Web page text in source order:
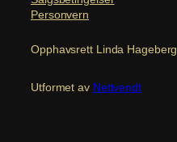
Personvern
Opphavsrett Linda Hageberg
Utformet av Nettvendt